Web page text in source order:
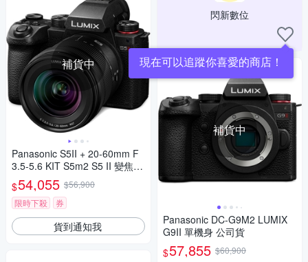
補貨中
Panasonic S5II + 20-60mm F
3.5-5.6 KIT S5m2 S5 II 變焦鏡
組 公司貨
$54,055 $56,900
限時下殺
券
貨到通知我
閃新數位
現在可以追蹤你喜愛的商店！
補貨中
Panasonic DC-G9M2 LUMIX
G9II 單機身 公司貨
$57,855 $60,900